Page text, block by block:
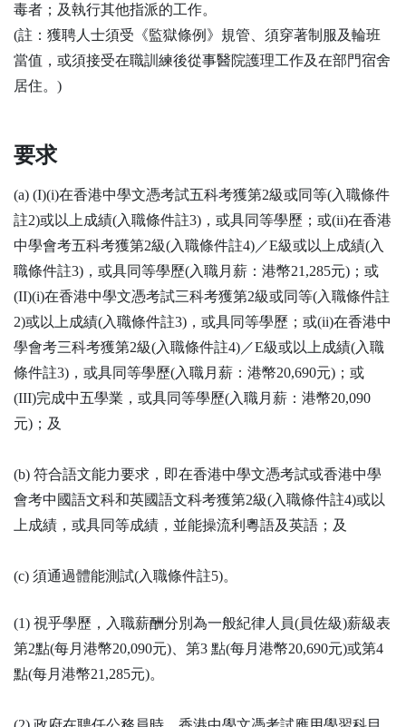
毒者；及執行其他指派的工作。
(註：獲聘人士須受《監獄條例》規管、須穿著制服及輪班
當值，或須接受在職訓練後從事醫院護理工作及在部門宿舍
居住。)
要求
(a) (I)(i)在香港中學文憑考試五科考獲第2級或同等(入職條件
註2)或以上成績(入職條件註3)，或具同等學歷；或(ii)在香港
中學會考五科考獲第2級(入職條件註4)／E級或以上成績(入
職條件註3)，或具同等學歷(入職月薪：港幣21,285元)；或
(II)(i)在香港中學文憑考試三科考獲第2級或同等(入職條件註
2)或以上成績(入職條件註3)，或具同等學歷；或(ii)在香港中
學會考三科考獲第2級(入職條件註4)／E級或以上成績(入職
條件註3)，或具同等學歷(入職月薪：港幣20,690元)；或
(III)完成中五學業，或具同等學歷(入職月薪：港幣20,090
元)；及
(b) 符合語文能力要求，即在香港中學文憑考試或香港中學
會考中國語文科和英國語文科考獲第2級(入職條件註4)或以
上成績，或具同等成績，並能操流利粵語及英語；及
(c) 須通過體能測試(入職條件註5)。
(1) 視乎學歷，入職薪酬分別為一般紀律人員(員佐級)薪級表
第2點(每月港幣20,090元)、第3 點(每月港幣20,690元)或第4
點(每月港幣21,285元)。